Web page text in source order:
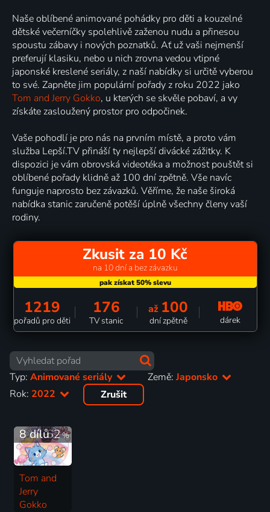
Naše oblíbené animované pohádky pro děti a kouzelné
dětské večerníčky spolehlivě zaženou nudu a přinesou
spoustu zábavy i nových poznatků. Ať už vaši nejmenší
preferují klasiku, nebo u nich zrovna vedou vtipné
japonské kreslené seriály, z naší nabídky si určitě vyberou
to své. Zapněte jim populární pořady z roku 2022 jako
Tom and Jerry Gokko, u kterých se skvěle pobaví, a vy
získáte zasloužený prostor pro odpočinek.
Vaše pohodlí je pro nás na prvním místě, a proto vám
služba Lepší.TV přináší ty nejlepší divácké zážitky. K
dispozici je vám obrovská videotéka a možnost pouštět si
oblíbené pořady klidně až 100 dní zpětně. Vše navíc
funguje naprosto bez závazků. Věříme, že naše široká
nabídka stanic zaručeně potěší úplně všechny členy vaší
rodiny.
Zkusit za 10 Kč
na 10 dní a bez závazku
1219
pořadů pro děti
176
TV stanic
až 100
dní zpětně dárek
Typ: Animované seriály Země:Japonsko
Rok: 2022 Zrušit
62%
8 dílů
Tom and
Jerry
Gokko